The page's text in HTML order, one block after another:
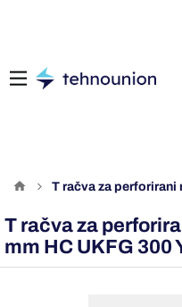
t račva za
T račva za
mm HC UKFG 300